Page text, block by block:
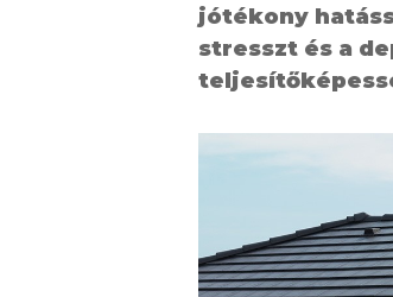
jótékony
stresszt és a